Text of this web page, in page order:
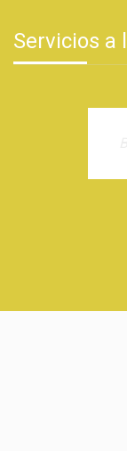
Servicios a